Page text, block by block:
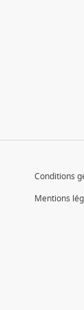
Conditions
Mentions